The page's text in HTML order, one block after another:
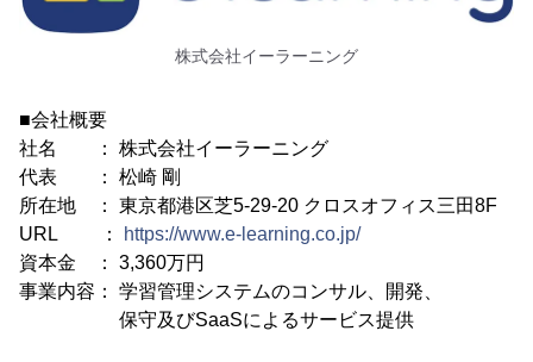
株式会社イーラーニング
■会社概要
社名 ： 株式会社イーラーニング
代表 ： 松崎 剛
所在地 ： 東京都港区芝5-29-20 クロスオフィス三田8F
URL ：
https://www.e-learning.co.jp/
資本金 ： 3,360万円
事業内容： 学習管理システムのコンサル、開発、
保守及びSaaSによるサービス提供